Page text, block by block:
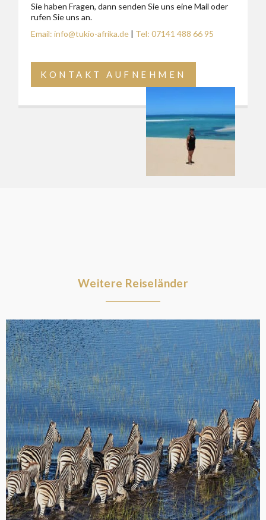
Sie haben Fragen, dann senden Sie uns eine Mail oder
rufen Sie uns an.
Email: info@tukio-afrika.de
Tel: 07141 488 66 95
KONTAKT AUFNEHMEN
Weitere Reiseländer